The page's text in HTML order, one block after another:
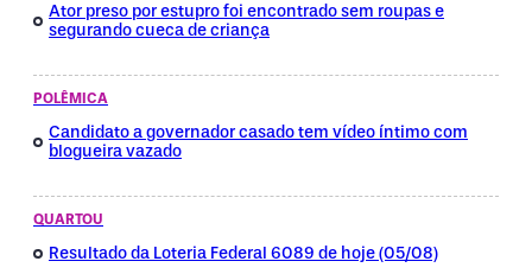
Ator preso por estupro foi encontrado sem roupas e
segurando cueca de criança
POLÊMICA
Candidato a governador casado tem vídeo íntimo com
blogueira vazado
QUARTOU
Resultado da Loteria Federal 6089 de hoje (05/08)